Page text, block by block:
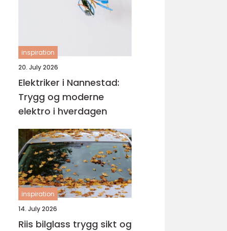
inspiration
20. July 2026
Elektriker i Nannestad:
Trygg og moderne
elektro i hverdagen
inspiration
14. July 2026
Riis bilglass trygg sikt og